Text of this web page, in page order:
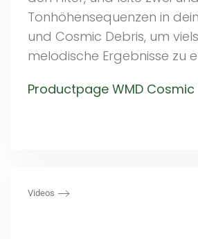
Tonhöhensequenzen in
und Cosmic Debris, um
melodische Ergebnisse zu
Productpage WMD Cosmic
Videos